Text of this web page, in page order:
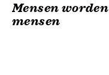
Mensen
mensen